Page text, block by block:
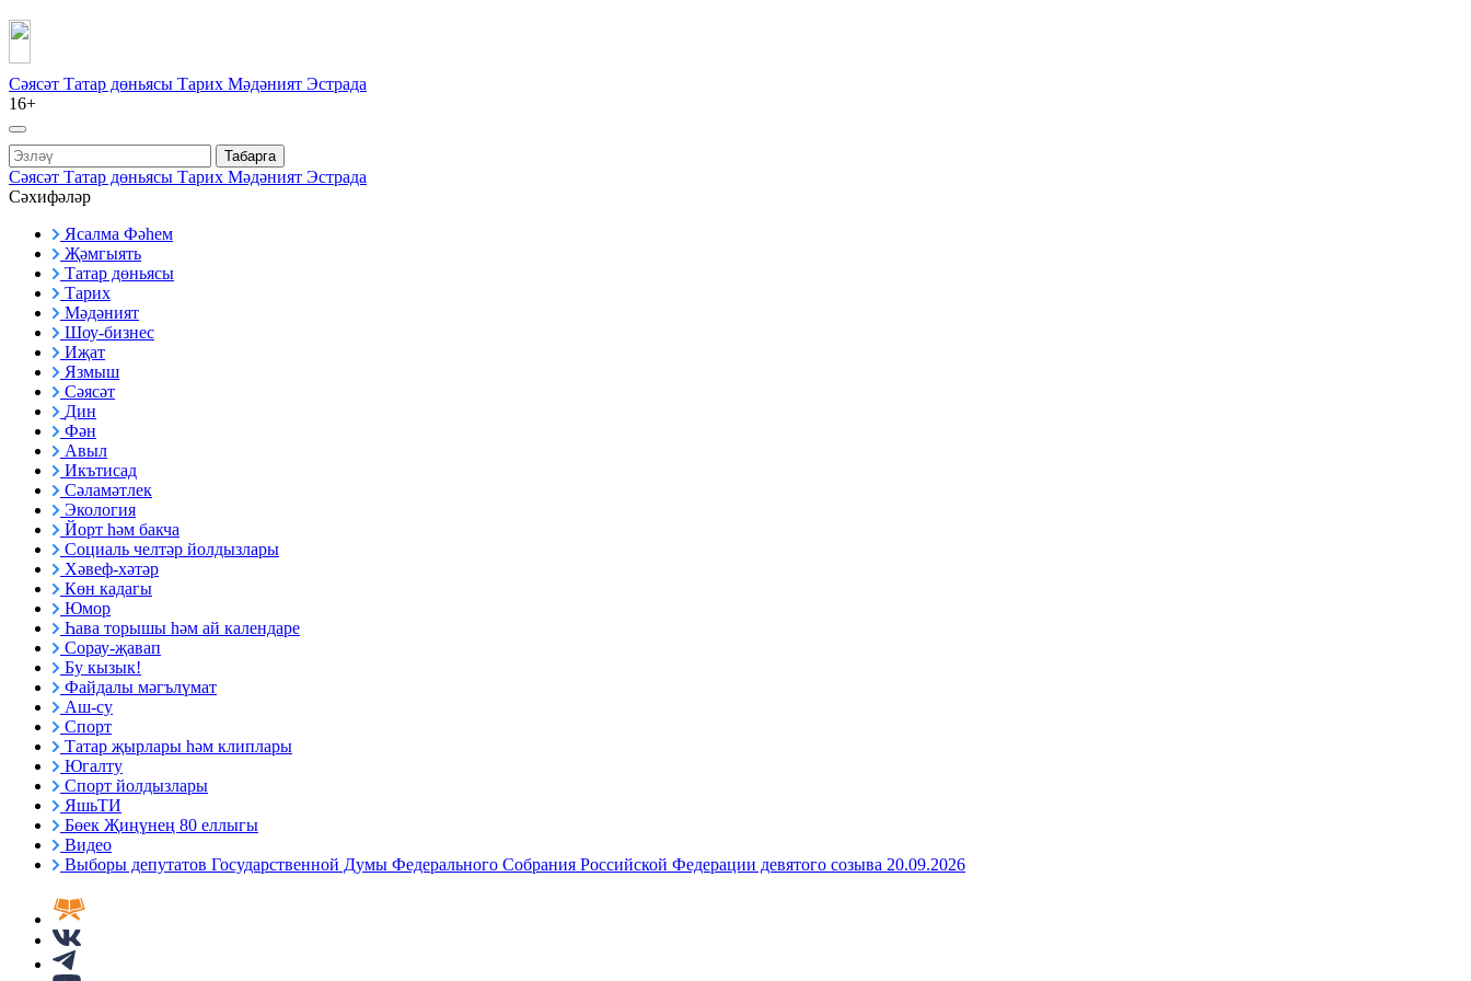
Сәясәт Татар дөньясы Тарих Мәдәният Эстрада
16+
Табарга
Сәясәт Татар дөньясы Тарих Мәдәният Эстрада
Сәхифәләр
Ясалма Фәһем
Җәмгыять
Татар дөньясы
Тарих
Мәдәният
Шоу-бизнес
Иҗат
Язмыш
Сәясәт
Дин
Фән
Авыл
Икътисад
Сәламәтлек
Экология
Йорт һәм бакча
Социаль челтәр йолдызлары
Хәвеф-хәтәр
Көн кадагы
Юмор
Һава торышы һәм ай календаре
Сорау-җавап
Бу кызык!
Файдалы мәгълүмат
Аш-су
Спорт
Татар җырлары һәм клиплары
Югалту
Спорт йолдызлары
ЯшьТИ
Бөек Җиңүнең 80 еллыгы
Видео
Выборы депутатов Государственной Думы Федерального Собрания Российской Федерации девятого созыва 20.09.2026